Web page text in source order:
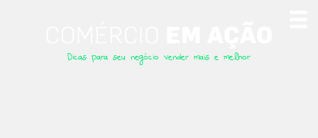
Dicas para seu negócio vender mais e melhor